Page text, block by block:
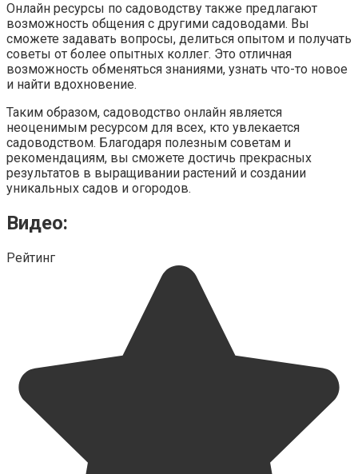
Онлайн ресурсы по садоводству также предлагают
возможность общения с другими садоводами. Вы
сможете задавать вопросы, делиться опытом и получать
советы от более опытных коллег. Это отличная
возможность обменяться знаниями, узнать что-то новое
и найти вдохновение.
Таким образом, садоводство онлайн является
неоценимым ресурсом для всех, кто увлекается
садоводством. Благодаря полезным советам и
рекомендациям, вы сможете достичь прекрасных
результатов в выращивании растений и создании
уникальных садов и огородов.
Видео:
Рейтинг